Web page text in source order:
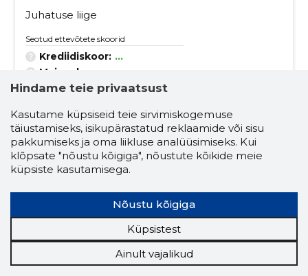
Juhatuse liige
Seotud ettevõtete skoorid
Krediidiskoor: ...
Maineskoor:
Aktiivseid ettevõtteid: 5
prügi ja jäätmetega seotud teenused
energeetika
energia- ja maavarad
küte
taimekasvatus
biodiisel
määrdeõlid ja määrdeained
päikeseenergiaseadmed
metallimaagid
räbu, dross, malmi ja terase jäätmed ja jäägid
Hindame teie privaatsust
Kasutame küpsiseid teie sirvimiskogemuse
täiustamiseks, isikupärastatud reklaamide või sisu
pakkumiseks ja oma liikluse analüüsimiseks. Kui
klõpsate "nõustu kõigiga", nõustute kõikide meie
küpsiste kasutamisega.
Nõustu kõigiga
Küpsistest
Ainult vajalikud